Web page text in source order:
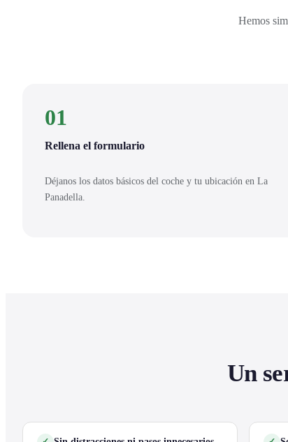
Hemos
01
Rellena el formulario
Déjanos los datos básicos del coche y tu ubicación en La
Panadella.
Un